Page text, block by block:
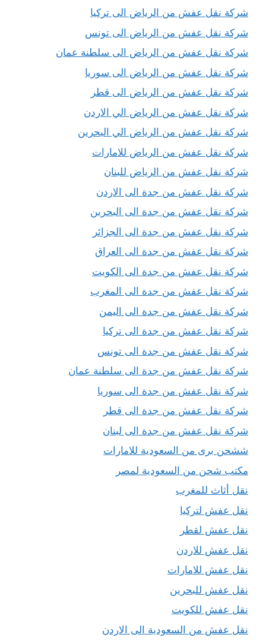
شركة نقل عفش من الرياض الى تركيا
شركة نقل عفش من الرياض الى تونس
شركة نقل عفش من الرياض الى سلطنة عمان
شركة نقل عفش من الرياض الى سوريا
شركة نقل عفش من الرياض الى قطر
شركة نقل عفش من الرياض الي الاردن
شركة نقل عفش من الرياض الي البحرين
شركة نقل عفش من الرياض للامارات
شركة نقل عفش من الرياض للبنان
شركة نقل عفش من جدة الى الاردن
شركة نقل عفش من جدة الى البحرين
شركة نقل عفش من جدة الى الجزائر
شركة نقل عفش من جدة الى العراق
شركة نقل عفش من جدة الى الكويت
شركة نقل عفش من جدة الى المغرب
شركة نقل عفش من جدة الى اليمن
شركة نقل عفش من جدة الى تركيا
شركة نقل عفش من جدة الى تونس
شركة نقل عفش من جدة الى سلطنة عمان
شركة نقل عفش من جدة الى سوريا
شركة نقل عفش من جدة الى قطر
شركة نقل عفش من جدة الى لبنان
ششحن برى من السعودية للامارات
مكتب شحن من السعودية لمصر
نقل أثاث للمغرب
نقل عفش لتركيا
نقل عفش لقطر
نقل عفش للاردن
نقل عفش للامارات
نقل عفش للبحرين
نقل عفش للكويت
نقل عفش من السعودية الى الاردن